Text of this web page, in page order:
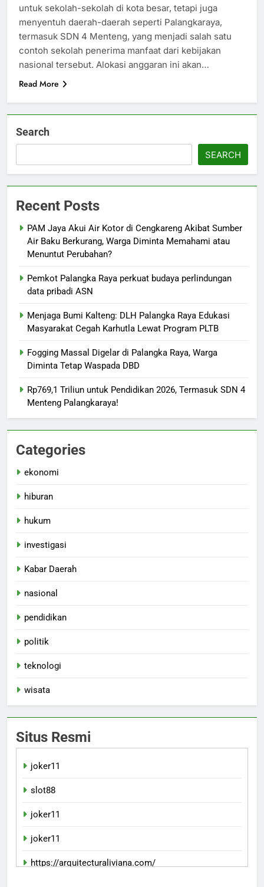
untuk sekolah-sekolah di kota besar, tetapi juga
menyentuh daerah-daerah seperti Palangkaraya,
termasuk SDN 4 Menteng, yang menjadi salah satu
contoh sekolah penerima manfaat dari kebijakan
nasional tersebut. Alokasi anggaran ini akan…
Read More
Search
SEARCH
Recent Posts
PAM Jaya Akui Air Kotor di Cengkareng Akibat Sumber
Air Baku Berkurang, Warga Diminta Memahami atau
Menuntut Perubahan?
Pemkot Palangka Raya perkuat budaya perlindungan
data pribadi ASN
Menjaga Bumi Kalteng: DLH Palangka Raya Edukasi
Masyarakat Cegah Karhutla Lewat Program PLTB
Fogging Massal Digelar di Palangka Raya, Warga
Diminta Tetap Waspada DBD
Rp769,1 Triliun untuk Pendidikan 2026, Termasuk SDN 4
Menteng Palangkaraya!
Categories
ekonomi
hiburan
hukum
investigasi
Kabar Daerah
nasional
pendidikan
politik
teknologi
wisata
Situs Resmi
joker11
slot88
joker11
joker11
https://arquitecturaliviana.com/